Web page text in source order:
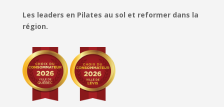
Les leaders en Pilates au sol et reformer dans la
région.